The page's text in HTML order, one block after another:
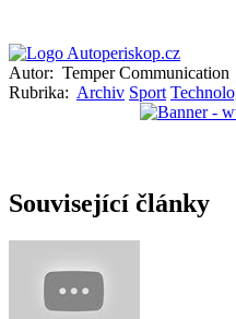
Autor: Temper Communication
Rubrika: Archiv Sport
Související články